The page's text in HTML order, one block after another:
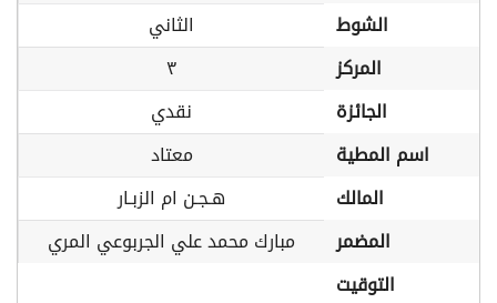
الشوط
الثاني
المركز
٣
الجائزة
نقدي
اسم المطية
معتاد
المالك
هـجـن ام الزبـار
المضمر
مبارك محمد علي الجربوعي المري
التوقيت